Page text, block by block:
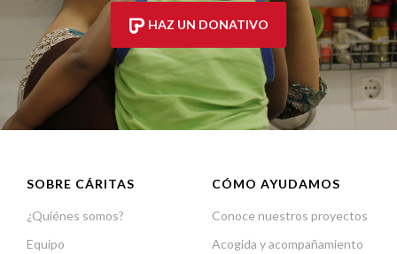
HAZ UN DONATIVO
SOBRE CÁRITAS
¿Quiénes somos?
Equipo
CÓMO AYUDAMOS
Conoce nuestros proyectos
Acogida y acompañamiento